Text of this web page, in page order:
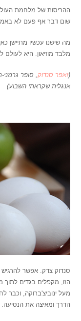
ההריסות של מלחמת
שום דבר אף פעם לא
מה שישנו עכשיו מתיישן
מלבד מוזיאון. היא
(זאפר סנדוק, סופר
אנגלית שקראתי השבוע)
סנדוק צדק. אפשר להרגיש
הזו, מקפלים בגדים לתוך
מעל ינוביצ'ברוקה,
הדרך ומאיצה את הנסיעה.